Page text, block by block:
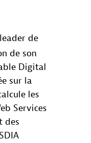
de
de son
Digital
sur la
les
Services
des